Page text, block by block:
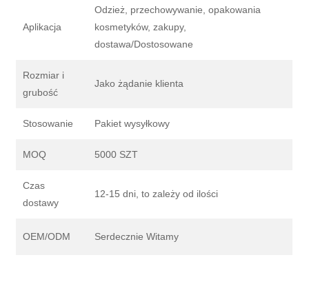
Aplikacja
Odzież, przechowywanie, opakowania
kosmetyków, zakupy,
dostawa/Dostosowane
Rozmiar i
grubość
Jako żądanie klienta
Stosowanie Pakiet wysyłkowy
MOQ 5000 SZT
Czas
dostawy
12-15 dni, to zależy od ilości
OEM/ODM Serdecznie Witamy